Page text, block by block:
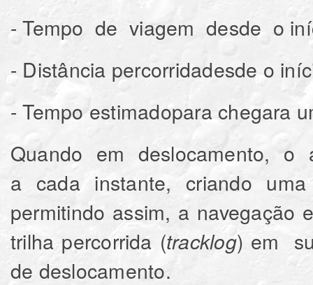
- Tempo de viagem desde o
- Distância percorridadesde o
- Tempo estimadopara chegara
Quando em deslocamento, o
a cada instante, criando uma
permitindo assim, a
trilha percorrida (tracklog) em
de deslocamento.